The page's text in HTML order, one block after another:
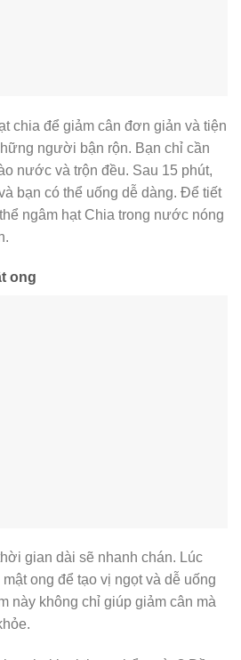
chia để giảm cân đơn giản và tiện
người bận rộn. Bạn chỉ cần
nước và trộn đều. Sau 15 phút,
bạn có thể uống dễ dàng. Để tiết
ngâm hạt Chia trong nước nóng
ong
gian dài sẽ nhanh chán. Lúc
ong để tạo vị ngọt và dễ uống
này không chỉ giúp giảm cân mà